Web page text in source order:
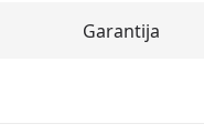
Garantija